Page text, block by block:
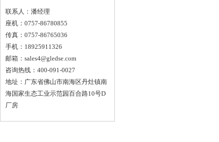
联系人：潘经理
座机：0757-86780855
传真：0757-86765036
手机：18925911326
邮箱： sales4@gledse.com
咨询热线：400-091-0027
地址：广东省佛山市南海区丹灶镇南
海国家生态工业示范园百合路10号D
厂房